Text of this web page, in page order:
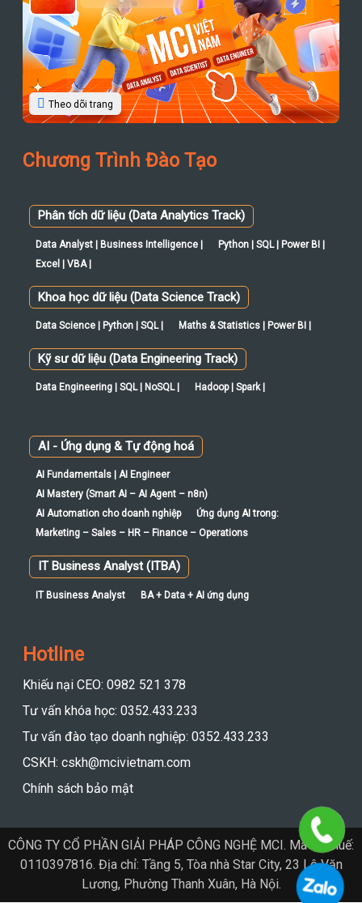
Theo dõi trang
Chương Trình Đào Tạo
Data Analyst | Business Intelligence |
Python | SQL | Power BI |
Excel | VBA |
Khoa học dữ liệu (Data Science Track)
Data Science | Python | SQL | Maths & Statistics | Power BI |
Kỹ sư dữ liệu (Data Engineering Track)
Data Engineering | SQL | NoSQL | Hadoop | Spark |
AI Fundamentals | AI Engineer
AI Mastery (Smart AI – AI Agent – n8n)
AI Automation cho doanh nghiệp
Marketing – Sales – HR – Finance – Operations
IT Business Analyst (ITBA)
IT Business Analyst BA + Data + AI ứng dụng
Khiếu nại CEO: 0982 521 378
CÔNG TY CỔ PHẦN GIẢI PHÁP CÔNG NGHỆ MCI. Mã số thuế:
0110397816. Địa chỉ: Tầng 5, Tòa nhà Star City, 23 Lê Văn
Lương, Phường Thanh Xuân, Hà Nội.